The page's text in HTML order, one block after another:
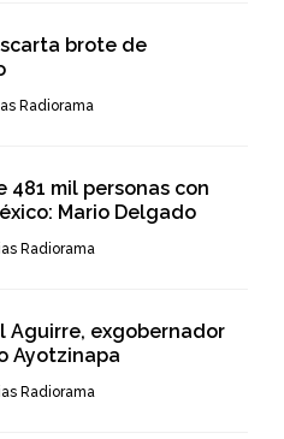
brote de
Radiorama
481 mil personas con
Mario Delgado
Radiorama
Aguirre, exgobernador
Ayotzinapa
Radiorama